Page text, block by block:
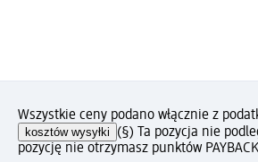
Wszystkie ceny podano włącznie z
kosztów wysyłki (§) Ta pozycja nie
pozycję nie otrzymasz punktów